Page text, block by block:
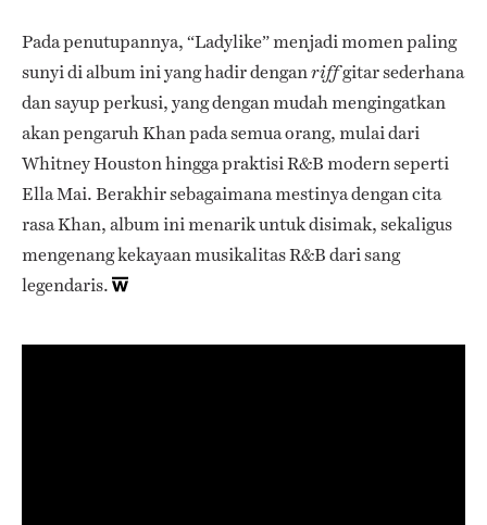
Pada penutupannya, “Ladylike” menjadi momen paling
sunyi di album ini yang hadir denganriffgitar sederhana
dan sayup perkusi, yang dengan mudah mengingatkan
akan pengaruh Khan pada semua orang, mulai dari
Whitney Houston hingga praktisi R&B modern seperti
Ella Mai. Berakhir sebagaimana mestinya dengan cita
rasa Khan, album ini menarik untuk disimak, sekaligus
mengenang kekayaan musikalitas R&B dari sang
legendaris.